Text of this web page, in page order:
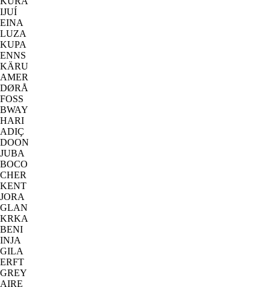
IJUÍ
EINA
LUZA
KUPA
ENNS
KÄRU
AMER
DØRÅ
FOSS
BWAY
HARI
ADIÇ
DOON
JUBA
BOCO
CHER
KENT
JORA
GLAN
KRKA
BENI
INJA
GILA
ERFT
GREY
AIRE